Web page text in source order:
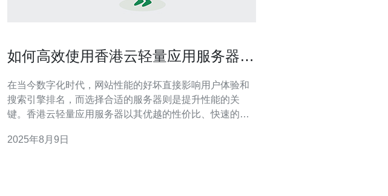
如何高效使用香港云轻量应用服务器提
在当今数字化时代，网站性能的好坏直接影响用户体验和
搜索引擎排名，而选择合适的服务器则是提升性能的关
键。香港云轻量应用服务器以其优越的性价比、快速的部
无论是追求最佳性能还是最便宜的解决方案，香港云轻量
2025年8月9日